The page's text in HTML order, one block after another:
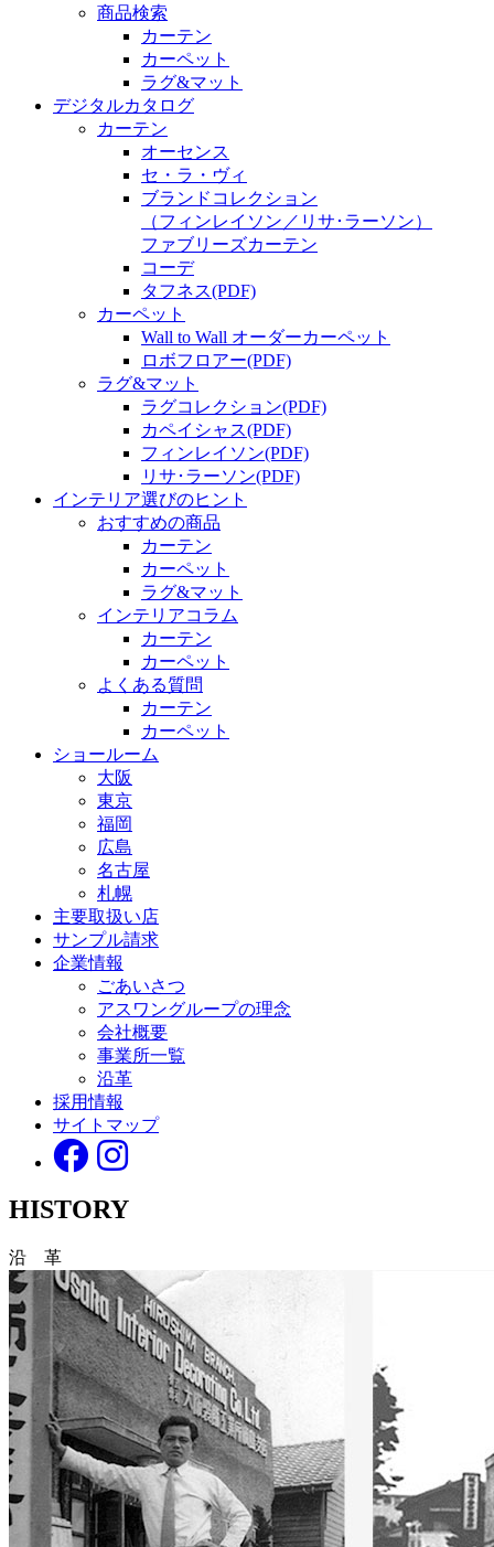
商品検索
カーテン
カーペット
ラグ&マット
デジタルカタログ
カーテン
オーセンス
セ・ラ・ヴィ
ブランドコレクション
（フィンレイソン／リサ･ラーソン）
ファブリーズカーテン
コーデ
タフネス(PDF)
カーペット
Wall to Wall オーダーカーペット
ロボフロアー(PDF)
ラグ&マット
ラグコレクション(PDF)
カペイシャス(PDF)
フィンレイソン(PDF)
リサ･ラーソン(PDF)
インテリア選びのヒント
おすすめの商品
カーテン
カーペット
ラグ&マット
インテリアコラム
カーテン
カーペット
よくある質問
カーテン
カーペット
ショールーム
大阪
東京
福岡
広島
名古屋
札幌
主要取扱い店
サンプル請求
企業情報
ごあいさつ
アスワングループの理念
会社概要
事業所一覧
沿革
採用情報
サイトマップ
HISTORY
沿 革